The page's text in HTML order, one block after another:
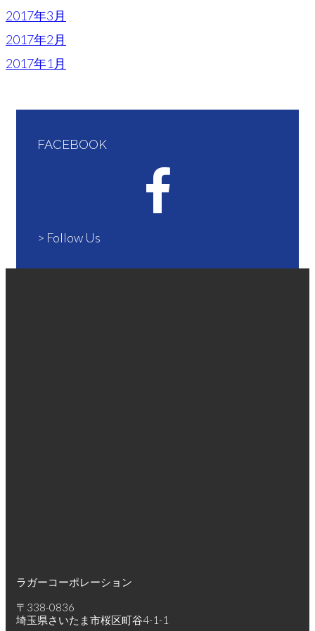
2017年3月
2017年2月
2017年1月
FACEBOOK
> Follow Us
ラガーコーポレーション
〒338-0836
埼玉県さいたま市桜区町谷4-1-1